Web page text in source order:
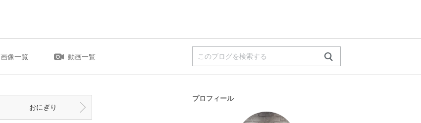
画像一覧 動画一覧
おにぎり
プロフィール